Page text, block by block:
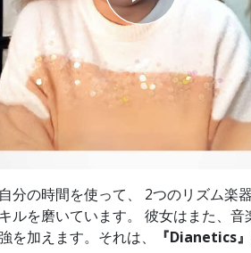
分の時間を使って、 2つのリズム楽
ルを磨いています。 彼女はまた、
を加えます。それは、
『Dianetics』